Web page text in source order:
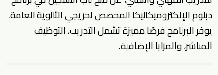
دبلوم الإلكتروميكانيكا المخصص لخريجي الثانوية العامة.
يوفر البرنامج فرصًا مميزة تشمل التدريب، التوظيف
المباشر، والمزايا الإضافية.